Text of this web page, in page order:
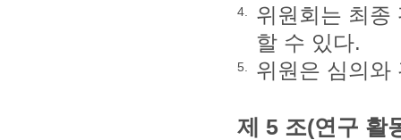
4.
위원회는 최종
할 수 있다.
5. 위원은 심의와
제 5 조(연구 활